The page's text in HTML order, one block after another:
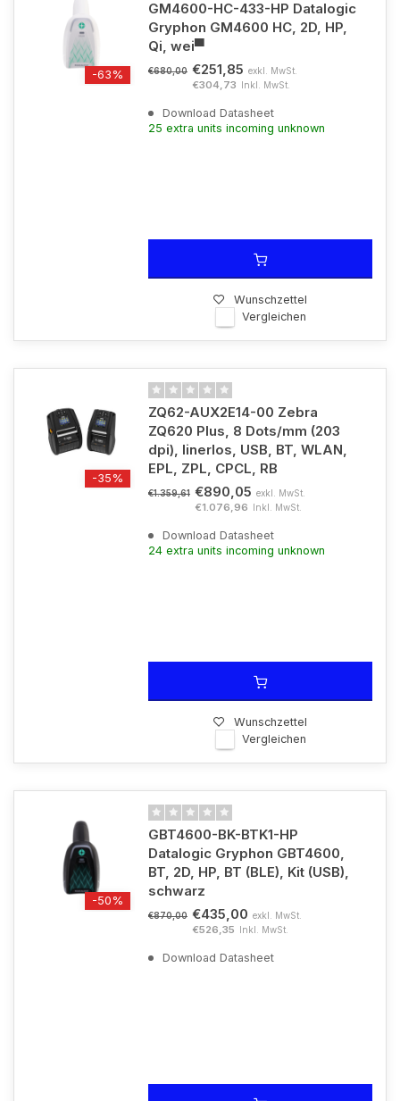
-63%
GM4600-HC-433-HP Datalogic
Gryphon GM4600 HC, 2D, HP,
Qi, wei▀
€680,00 €251,85 exkl. MwSt.
€304,73 Inkl. MwSt.
Download Datasheet
25 extra units incoming unknown
Wunschzettel
Vergleichen
-35%
ZQ62-AUX2E14-00 Zebra
ZQ620 Plus, 8 Dots/mm (203
dpi), linerlos, USB, BT, WLAN,
EPL, ZPL, CPCL, RB
€1.359,61 €890,05 exkl. MwSt.
€1.076,96 Inkl. MwSt.
Download Datasheet
24 extra units incoming unknown
Wunschzettel
Vergleichen
-50%
GBT4600-BK-BTK1-HP
Datalogic Gryphon GBT4600,
BT, 2D, HP, BT (BLE), Kit (USB),
schwarz
€870,00 €435,00 exkl. MwSt.
€526,35 Inkl. MwSt.
Download Datasheet